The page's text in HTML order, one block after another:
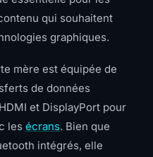
qui souhaitent
graphiques.
mère est équipée de
de données
et DisplayPort pour
les écrans. Bien que
intégrés, elle